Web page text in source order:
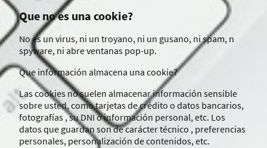
Que no es una cookie?
No es un virus, ni un troyano, ni un gusano, ni spam, n
spyware, ni abre ventanas pop-up.
Que información almacena una cookie?
Las cookies no suelen almacenar información sensible
sobre usted, como tarjetas de crédito o datos bancarios,
fotografías , su DNI o información personal, etc. Los
datos que guardan son de carácter técnico , preferencias
personales, personalización de contenidos, etc.